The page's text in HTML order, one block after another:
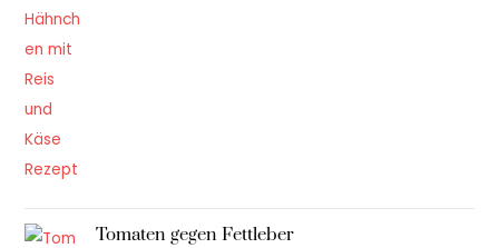
Tomaten gegen Fettleber